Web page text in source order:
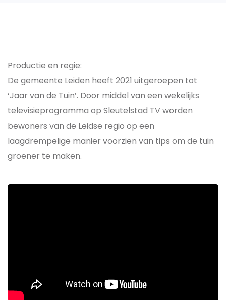
Productie en regie:
De gemeente Leiden heeft 2021 uitgeroepen tot
‘Jaar van de Tuin’. Door middel van een wekelijks
televisieprogramma op Sleutelstad TV worden
bewoners van de Leidse regio op een
laagdrempelige manier voorzien van tips om de tuin
groener te maken.